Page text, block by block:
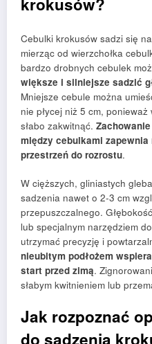
Cebulki krokusów sadzi się
mierząc od wierzchołka
bardzo drobnych cebulek
większe i silniejsze sadzić
Mniejsze cebule można
nie płycej niż 5 cm,
słabo zakwitnąć.
między cebulkami
przestrzeń do rozrostu.
W cięższych, gliniastych
sadzenia nawet o 2-3 cm
przepuszczalnego.
lub specjalnym narzędziem
utrzymać precyzję i
nieubitym podłożem
start przed zimą.
słabym kwitnieniem lub
Jak rozpoznać
do sadzenia